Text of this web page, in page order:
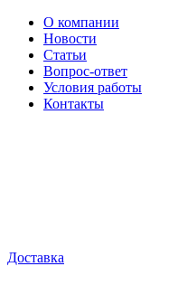
О компании
Новости
Статьи
Вопрос-ответ
Условия работы
Контакты
Доставка